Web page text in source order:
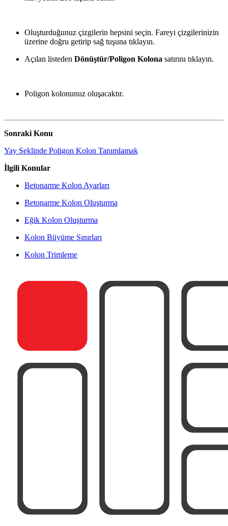
Oluşturduğunuz çizgilerin hepsini seçin. Fareyi çizgilerinizin
üzerine doğru getirip sağ tuşuna tıklayın.
Açılan listeden Dönüştür/Poligon Kolona satırını tıklayın.
Poligon kolonunuz oluşacaktır.
Sonraki Konu
Yay Şeklinde Poligon Kolon Tanımlamak
İlgili Konular
Betonarme Kolon Ayarları
Betonarme Kolon Oluşturma
Eğik Kolon Oluşturma
Kolon Büyüme Sınırları
Kolon Trimleme